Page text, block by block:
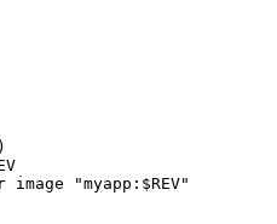
image "myapp:$REV"